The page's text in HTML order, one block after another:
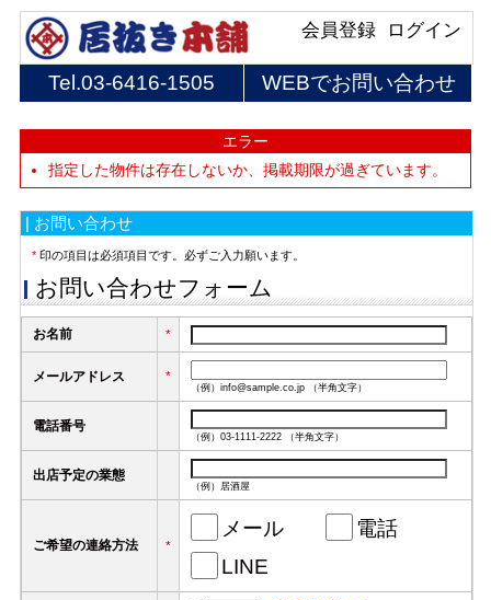
ログイン
会員登録
Tel.03-6416-1505 WEBでお問い合わせ
エラー
指定した物件は存在しないか、掲載期限が過ぎています。
| お問い合わせ
*印の項目は必須項目です。必ずご入力願います。
お問い合わせフォーム
お名前 *
メールアドレス *
（例）info@sample.co.jp （半角文字）
電話番号
（例）03-1111-2222 （半角文字）
出店予定の業態
（例）居酒屋
ご希望の連絡方法 *
メール
電話
LINE